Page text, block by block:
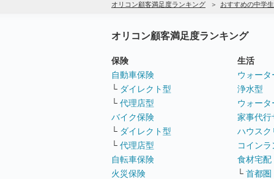
オリコン顧客満足度ランキング おすすめの中学
オリコン顧客満足度ランキング
保険
自動車保険
└ ダイレクト型
└ 代理店型
バイク保険
└ ダイレクト型
└ 代理店型
自転車保険
火災保険
生活
ウォー
浄水型
ウォー
家事代行
ハウスク
コイン
食材宅配
└ 首都圏